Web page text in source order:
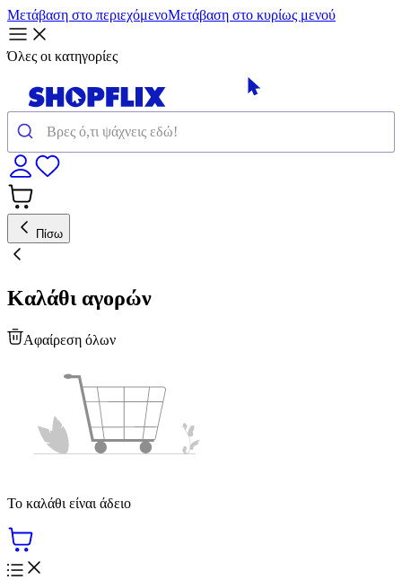
Μετάβαση στο περιεχόμενοΜετάβαση στο κυρίως μενού
Όλες οι κατηγορίες
Πίσω
Καλάθι αγορών
Αφαίρεση όλων
Το καλάθι είναι άδειο